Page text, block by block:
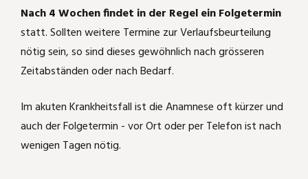
Nach 4 Wochen findet in der Regel ein Folgetermin
statt. Sollten weitere Termine zur Verlaufsbeurteilung
nötig sein, so sind dieses gewöhnlich nach grösseren
Zeitabständen oder nach Bedarf.
Im akuten Krankheitsfall ist die Anamnese oft kürzer und
auch der Folgetermin - vor Ort oder per Telefon ist nach
wenigen Tagen nötig.
Laufente läuft nicht mehr
Amputation
Mauzi hat gekämpft!
Wie Aranea ixobola die Haare bei einem
kleinen Mädchen wieder wachsen läßt
Rosacea - homöopathisch deutlich
gebessert
Die Waldklapperschlange half bei PMS
und dabei, das "Ich" wiederzufinden